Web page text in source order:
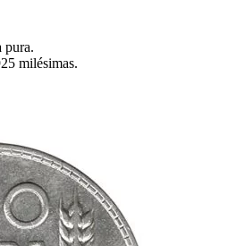
pura.
milésimas.